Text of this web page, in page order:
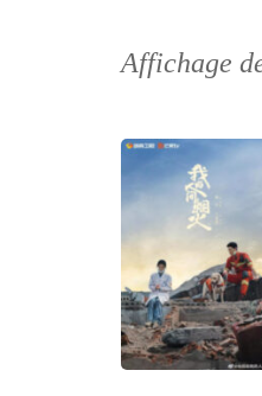
A-
Affichage